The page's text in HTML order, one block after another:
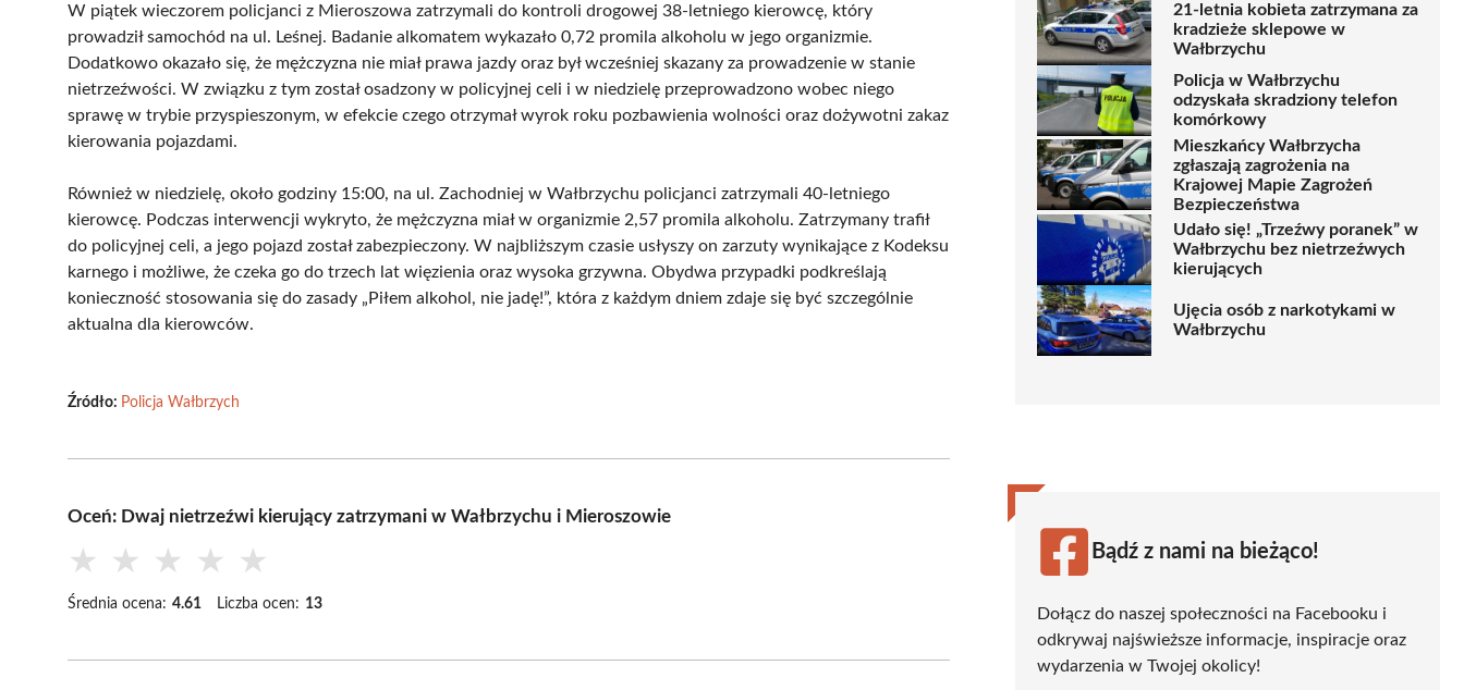
W piątek wieczorem policjanci z Mieroszowa zatrzymali do kontroli drogowej 38-letniego kierowcę, który
prowadził samochód na ul. Leśnej. Badanie alkomatem wykazało 0,72 promila alkoholu w jego organizmie.
Dodatkowo okazało się, że mężczyzna nie miał prawa jazdy oraz był wcześniej skazany za prowadzenie w stanie
nietrzeźwości. W związku z tym został osadzony w policyjnej celi i w niedzielę przeprowadzono wobec niego
sprawę w trybie przyspieszonym, w efekcie czego otrzymał wyrok roku pozbawienia wolności oraz dożywotni zakaz
kierowania pojazdami.
Również w niedzielę, około godziny 15:00, na ul. Zachodniej w Wałbrzychu policjanci zatrzymali 40-letniego
kierowcę. Podczas interwencji wykryto, że mężczyzna miał w organizmie 2,57 promila alkoholu. Zatrzymany trafił
do policyjnej celi, a jego pojazd został zabezpieczony. W najbliższym czasie usłyszy on zarzuty wynikające z Kodeksu
karnego i możliwe, że czeka go do trzech lat więzienia oraz wysoka grzywna. Obydwa przypadki podkreślają
konieczność stosowania się do zasady „Piłem alkohol, nie jadę!”, która z każdym dniem zdaje się być szczególnie
aktualna dla kierowców.
Źródło: Policja Wałbrzych
Oceń: Dwaj nietrzeźwi kierujący zatrzymani w Wałbrzychu i Mieroszowie
★ ★ ★ ★ ★
Średnia ocena: 4.61 Liczba ocen: 13
21-letnia kobieta zatrzymana za
kradzieże sklepowe w
Wałbrzychu
Policja w Wałbrzychu
odzyskała skradziony telefon
komórkowy
Mieszkańcy Wałbrzycha
zgłaszają zagrożenia na
Krajowej Mapie Zagrożeń
Bezpieczeństwa
Udało się! „Trzeźwy poranek” w
Wałbrzychu bez nietrzeźwych
kierujących
Ujęcia osób z narkotykami w
Wałbrzychu
Bądź z nami na bieżąco!
Dołącz do naszej społeczności na Facebooku i
odkrywaj najświeższe informacje, inspiracje oraz
wydarzenia w Twojej okolicy!